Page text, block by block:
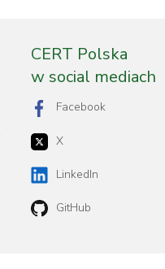
CERT Polska
w social mediach
Facebook
X
LinkedIn
GitHub